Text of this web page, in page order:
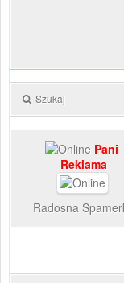
Szukaj
Pani
Reklama
Radosna